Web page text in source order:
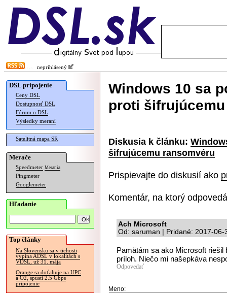
neprihlásený
DSL pripojenie
Ceny DSL
Dostupnosť DSL
Fórum o DSL
Výsledky meraní
Satelitná mapa SR
Merače
Speedmeter Merania
Pingmeter
Googlemeter
Hľadanie
Top články
Na Slovensku sa v tichosti
vypína ADSL v lokalitách s
VDSL, už 31. mája
Orange sa doťahuje na UPC
a O2, spustí 2.5 Gbps
pripojenie
Windows 10 sa
proti
Diskusia k článku:
šifrujúcemu ransomvéru
Prispievajte do diskusií ako
Komentár, na ktorý
Ach Microsoft
Od: saruman | Pridané: 2017-06-
Pamätám sa ako Microsoft
príloh. Niečo mi našepkáva
Odpovedať
Meno: